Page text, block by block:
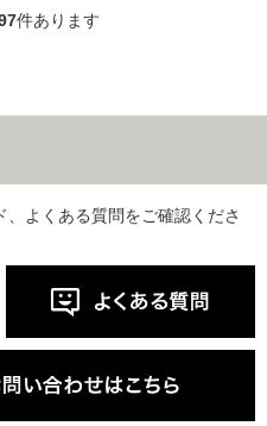
件あります
よくある質問をご確認くださ